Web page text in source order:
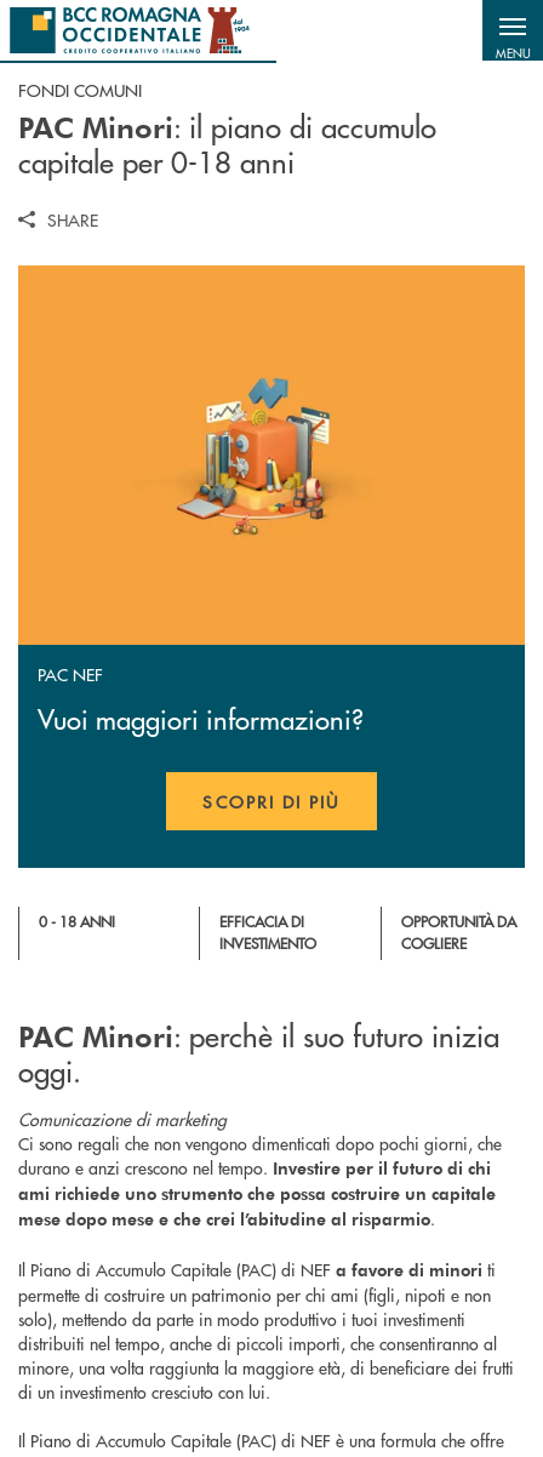
Salta al contenuto principale
MENU
FONDI COMUNI
PAC Minori: il piano di accumulo
capitale per 0-18 anni
SHARE
PAC NEF
Vuoi maggiori informazioni?
SCOPRI DI PIÙ
0 - 18 ANNI
EFFICACIA DI
INVESTIMENTO
OPPORTUNITÀ DA
COGLIERE
PAC Minori: perchè il suo futuro inizia
oggi.
Comunicazione di marketing
Ci sono regali che non vengono dimenticati dopo pochi giorni, che
durano e anzi crescono nel tempo. Investire per il futuro di chi
ami richiede uno strumento che possa costruire un capitale
mese dopo mese e che crei l’abitudine al risparmio.
Il Piano di Accumulo Capitale (PAC) di NEF a favore di minori ti
permette di costruire un patrimonio per chi ami (figli, nipoti e non
solo), mettendo da parte in modo produttivo i tuoi investimenti
distribuiti nel tempo, anche di piccoli importi, che consentiranno al
minore, una volta raggiunta la maggiore età, di beneficiare dei frutti
di un investimento cresciuto con lui.
Il Piano di Accumulo Capitale (PAC) di NEF è una formula che offre